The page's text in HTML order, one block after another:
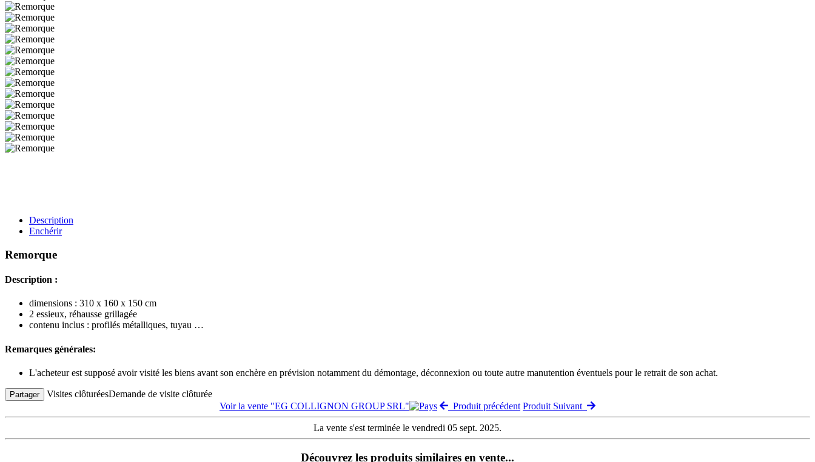
Description
Enchérir
Remorque
Description :
dimensions : 310 x 160 x 150 cm
2 essieux, réhausse grillagée
contenu inclus : profilés métalliques, tuyau …
Remarques générales:
L'acheteur est supposé avoir visité les biens avant son enchère en prévision notamment du démontage, déconnexion ou toute autre manutention éventuels pour le retrait de son achat.
Partager Visites clôturéesDemande de visite clôturée
Voir la vente "EG COLLIGNON GROUP SRL"
Produit précédent Produit Suivant
La vente s'est terminée le vendredi 05 sept. 2025.
Découvrez les produits similaires en vente...